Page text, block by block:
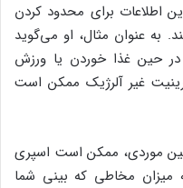
اطلاعات برای محدود کردن
عنوان مثال، او می‌گوید
حین غذا خوردن یا ورزش
غیر آلرژیک ممکن است
موردی، ممکن است اسپری
میزان مخاطی که بینی شما